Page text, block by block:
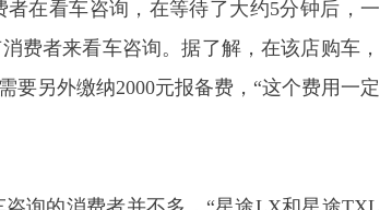
在看车咨询，在等待了大约5分钟后，一
费者来看车咨询。据了解，在该店购车，
另外缴纳2000元报备费，“这个费用一定